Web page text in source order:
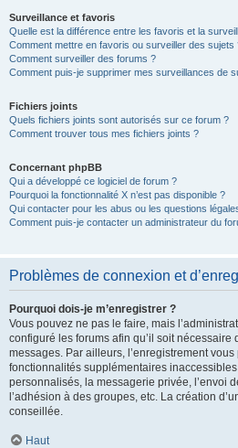
Surveillance et favoris
Quelle est la différence entre les favoris et la
Comment mettre en favoris ou surveiller des sujets
Comment surveiller des forums ?
Comment puis-je supprimer mes surveillances de
Fichiers joints
Quels fichiers joints sont autorisés sur ce forum ?
Comment trouver tous mes fichiers joints ?
Concernant phpBB
Qui a développé ce logiciel de forum ?
Pourquoi la fonctionnalité X n’est pas disponible ?
Qui contacter pour les abus ou les questions
Comment puis-je contacter un administrateur du
Problèmes de connexion et
Pourquoi dois-je m’enregistrer ?
Vous pouvez ne pas le faire, mais
configuré les forums afin qu’il soit nécessaire
messages. Par ailleurs, l’enregistrement
fonctionnalités supplémentaires
personnalisés, la messagerie privée, l’envoi
l’adhésion à des groupes, etc. La création
conseillée.
Haut